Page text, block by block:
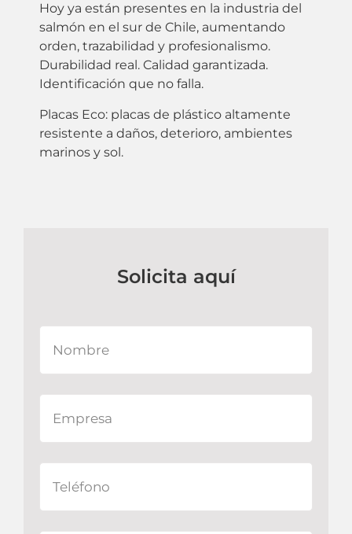
Hoy ya están presentes en la industria del
salmón en el sur de Chile, aumentando
orden, trazabilidad y profesionalismo.
Durabilidad real. Calidad garantizada.
Identificación que no falla.
Placas Eco: placas de plástico altamente
resistente a daños, deterioro, ambientes
marinos y sol.
Solicita aquí